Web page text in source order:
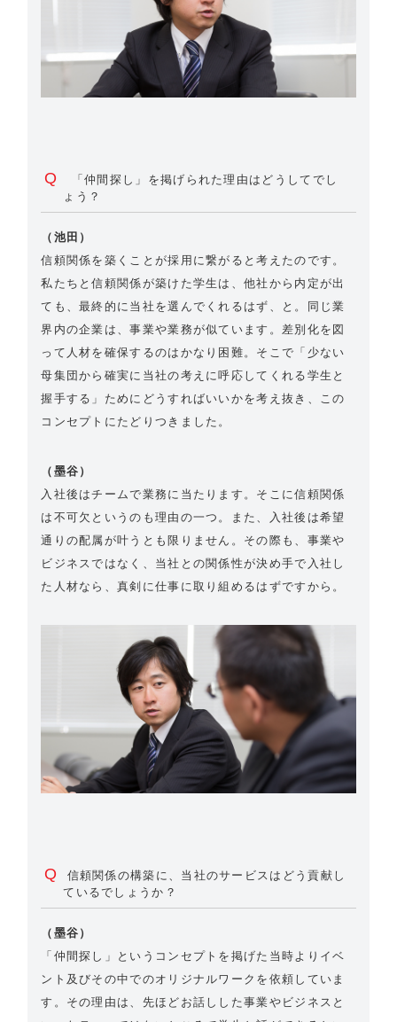
Q
「仲間探し」を掲げられた理由はどうしてでし
ょう？
（池田）
信頼関係を築くことが採用に繋がると考えたのです。
私たちと信頼関係が築けた学生は、他社から内定が出
ても、最終的に当社を選んでくれるはず、と。同じ業
界内の企業は、事業や業務が似ています。差別化を図
って人材を確保するのはかなり困難。そこで「少ない
母集団から確実に当社の考えに呼応してくれる学生と
握手する」ためにどうすればいいかを考え抜き、この
コンセプトにたどりつきました。
（墨谷）
入社後はチームで業務に当たります。そこに信頼関係
は不可欠というのも理由の一つ。また、入社後は希望
通りの配属が叶うとも限りません。その際も、事業や
ビジネスではなく、当社との関係性が決め手で入社し
た人材なら、真剣に仕事に取り組めるはずですから。
Q
信頼関係の構築に、当社のサービスはどう貢献し
ているでしょうか？
（墨谷）
「仲間探し」というコンセプトを掲げた当時よりイベ
ント及びその中でのオリジナルワークを依頼していま
す。その理由は、先ほどお話しした事業やビジネスと